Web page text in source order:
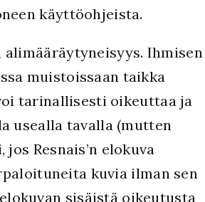
käyttöohjeista.
Ihmisen
muistoissaan taikka
tarinallisesti oikeuttaa ja
usealla tavalla (mutten
Resnais’n elokuva
kuvia ilman sen
sisäistä oikeutusta